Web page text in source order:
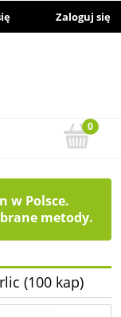
Zaloguj się
w Polsce.
metody.
(100 kap)